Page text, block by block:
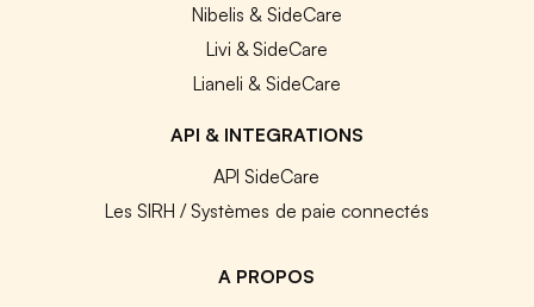
Nibelis & SideCare
Livi & SideCare
Lianeli & SideCare
API & INTEGRATIONS
API SideCare
Les SIRH / Systèmes de paie connectés
A PROPOS